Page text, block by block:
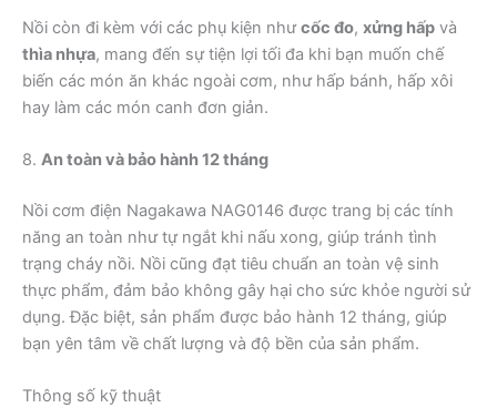
Nồi còn đi kèm với các phụ kiện nhưcốc đo, xửng hấp và
thìa nhựa, mang đến sự tiện lợi tối đa khi bạn muốn chế
biến các món ăn khác ngoài cơm, như hấp bánh, hấp xôi
hay làm các món canh đơn giản.
8. An toàn và bảo hành 12 tháng
Nồi cơm điện Nagakawa NAG0146 được trang bị các tính
năng an toàn như tự ngắt khi nấu xong, giúp tránh tình
trạng cháy nồi. Nồi cũng đạt tiêu chuẩn an toàn vệ sinh
thực phẩm, đảm bảo không gây hại cho sức khỏe người sử
dụng. Đặc biệt, sản phẩm được bảo hành 12 tháng, giúp
bạn yên tâm về chất lượng và độ bền của sản phẩm.
Thông số kỹ thuật